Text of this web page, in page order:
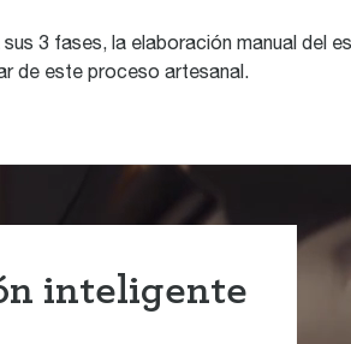
3 fases, la elaboración manual del
de este proceso artesanal.
inteligente